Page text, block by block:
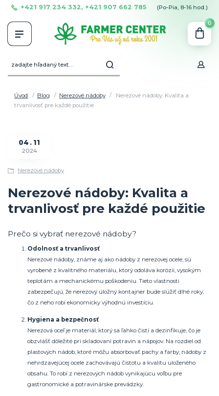
+421 917 234 332, +421 907 662 785 (Po-Pia, 8-16 hod.)
0
Úvod Blog Nerezové nádoby
Nerezové nádoby: Kvalita a
trvanlivosť pre každé použitie
04 11
2024
Nerezové nádoby
Nerezové nádoby: Kvalita a
trvanlivosť pre každé použitie
Prečo si vybrať nerezové nádoby?
Odolnosť a trvanlivosť
Nerezové nádoby, známe aj ako nádoby z nerezovej ocele, sú
vyrobené z kvalitného materiálu, ktorý odoláva korózii, vysokým
teplotám a mechanickému poškodeniu. Tieto vlastnosti
zabezpečujú, že nerezový úložný kontajner bude slúžiť dlhé roky,
čo z neho robí ekonomicky výhodnú investíciu.
Hygiena a bezpečnosť
Nerezová oceľ je materiál, ktorý sa ľahko čistí a dezinfikuje, čo je
obzvlášť dôležité pri skladovaní potravín a nápojov. Na rozdiel od
plastových nádob, ktoré môžu absorbovať pachy a farby, nádoby z
nehrdzavejúcej ocele zachovávajú čistotu a kvalitu uloženého
obsahu. To robí z nerezových nádob vynikajúcu voľbu pre
gastronomické a potravinárske prevádzky.